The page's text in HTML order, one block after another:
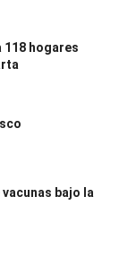
118 hogares
bajo la